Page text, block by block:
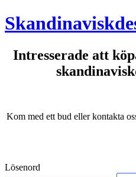
Intresserade att
Kom med ett bud eller kontakta
Lösenord